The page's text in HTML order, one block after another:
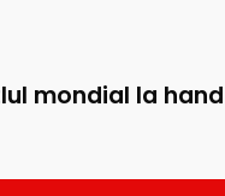
mondial la